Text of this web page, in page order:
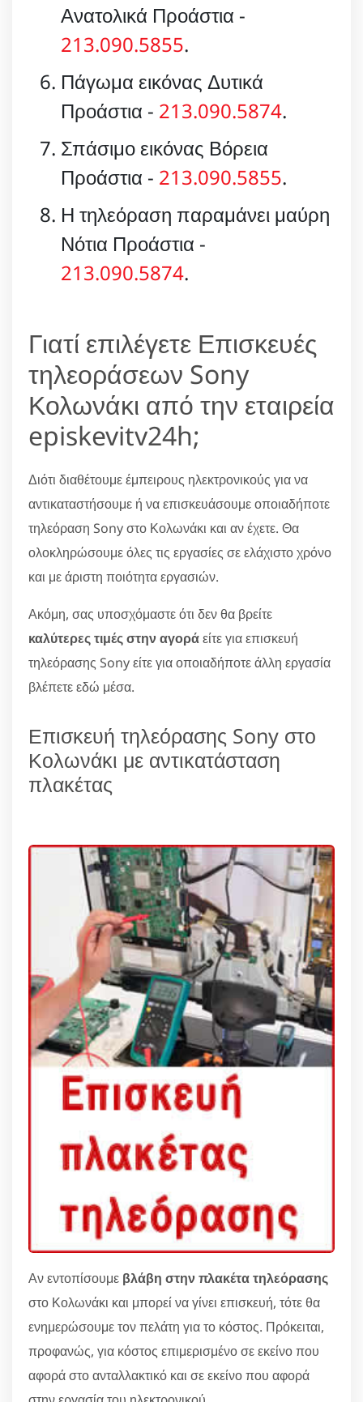
Ανατολικά Προάστια -
213.090.5855.
Πάγωμα εικόνας Δυτικά
Προάστια - 213.090.5874.
Σπάσιμο εικόνας Βόρεια
Προάστια - 213.090.5855.
Η τηλεόραση παραμάνει μαύρη
Νότια Προάστια -
213.090.5874.
Γιατί επιλέγετε Επισκευές
τηλεοράσεων Sony
Κολωνάκι από την εταιρεία
episkevitv24h;
Διότι διαθέτουμε έμπειρους ηλεκτρονικούς για να
αντικαταστήσουμε ή να επισκευάσουμε οποιαδήποτε
τηλεόραση Sony στο Κολωνάκι και αν έχετε. Θα
ολοκληρώσουμε όλες τις εργασίες σε ελάχιστο χρόνο
και με άριστη ποιότητα εργασιών.
Ακόμη, σας υποσχόμαστε ότι δεν θα βρείτε
καλύτερες τιμές στην αγοράείτε για επισκευή
τηλεόρασης Sony είτε για οποιαδήποτε άλλη εργασία
βλέπετε εδώ μέσα.
Επισκευή τηλεόρασης Sony στο
Κολωνάκι με αντικατάσταση
πλακέτας
Αν εντοπίσουμε βλάβη στην πλακέτα τηλεόρασης
στο Κολωνάκι και μπορεί να γίνει επισκευή, τότε θα
ενημερώσουμε τον πελάτη για το κόστος. Πρόκειται,
προφανώς, για κόστος επιμερισμένο σε εκείνο που
αφορά στο ανταλλακτικό και σε εκείνο που αφορά